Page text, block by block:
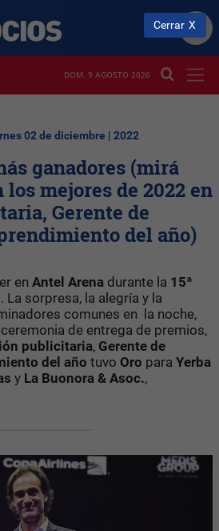
DOM. 9 AGOSTO 2026
02 de diciembre | 2022
ganadores (mirá
mejores de 2022 en
Gerente de
del año)
en Antel Arena durante la 15ª
. La sorpresa, la alegría y la
comunes en la noche,
de entrega de premios,
publicitaria, Gerente de
del año tuvo Oro para Yerba
y La Buonora & Asoc.,
Cerrar